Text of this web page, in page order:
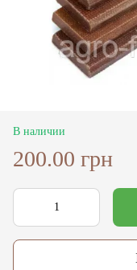
В наличии
200.00 грн